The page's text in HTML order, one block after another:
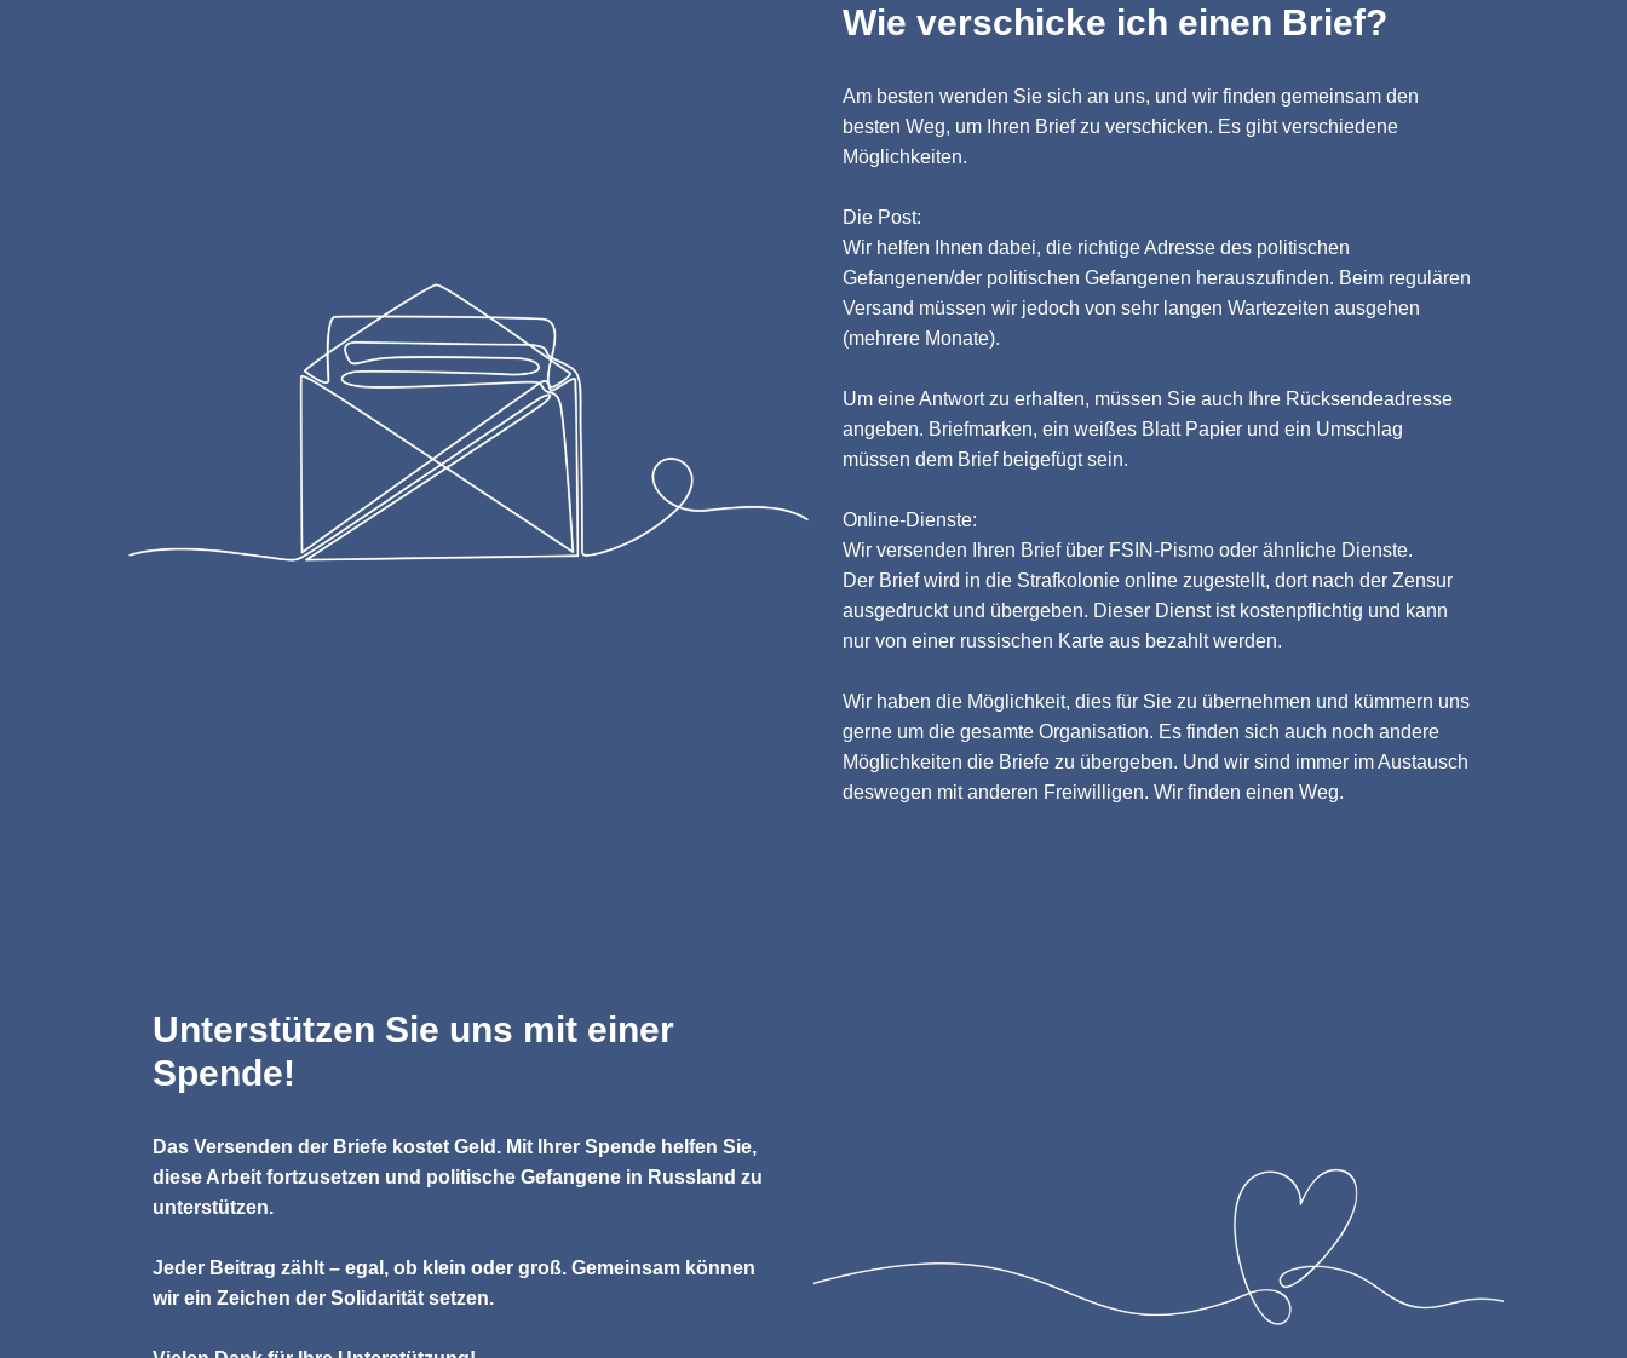
Wie verschicke ich einen Brief?
Am besten wenden Sie sich an uns, und wir finden gemeinsam den
besten Weg, um Ihren Brief zu verschicken. Es gibt verschiedene
Möglichkeiten.
Die Post:
Wir helfen Ihnen dabei, die richtige Adresse des politischen
Gefangenen/der politischen Gefangenen herauszufinden. Beim regulären
Versand müssen wir jedoch von sehr langen Wartezeiten ausgehen
(mehrere Monate).
Um eine Antwort zu erhalten, müssen Sie auch Ihre Rücksendeadresse
angeben. Briefmarken, ein weißes Blatt Papier und ein Umschlag
müssen dem Brief beigefügt sein.
Online-Dienste:
Wir versenden Ihren Brief über FSIN-Pismo oder ähnliche Dienste.
Der Brief wird in die Strafkolonie online zugestellt, dort nach der Zensur
ausgedruckt und übergeben. Dieser Dienst ist kostenpflichtig und kann
nur von einer russischen Karte aus bezahlt werden.
Wir haben die Möglichkeit, dies für Sie zu übernehmen und kümmern uns
gerne um die gesamte Organisation. Es finden sich auch noch andere
Möglichkeiten die Briefe zu übergeben. Und wir sind immer im Austausch
deswegen mit anderen Freiwilligen. Wir finden einen Weg.
Unterstützen Sie uns mit einer
Spende!
Das Versenden der Briefe kostet Geld. Mit Ihrer Spende helfen Sie,
diese Arbeit fortzusetzen und politische Gefangene in Russland zu
unterstützen.
Jeder Beitrag zählt – egal, ob klein oder groß. Gemeinsam können
wir ein Zeichen der Solidarität setzen.